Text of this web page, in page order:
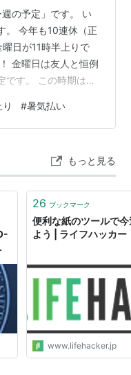
の予定」です。 い
。 今年も10連休（正
日が11時半上りで
金曜日は友人と恒例
です。 この時期は、
大きな休みの時は、
日勤務、休みに向
ランキング参加中
毎日ブログ ランキ
#暑気払い
もっと見る
26 ブックマーク
便利な紙のツールで
よう | ライフハッカー
www.lifehacker.jp